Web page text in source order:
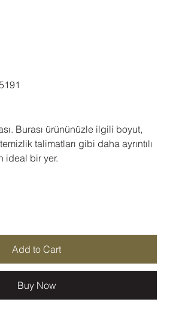
Burası ürününüzle ilgili boyut,
talimatları gibi daha ayrıntılı
ideal bir yer.
Add to Cart
Buy Now